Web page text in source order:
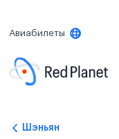
Авиабилеты
Шэньян